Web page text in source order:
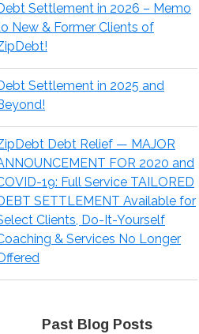
Settlement in 2026 – Memo
New & Former Clients of
Settlement in 2025 and
Debt Relief — MAJOR
FOR 2020 and
19: Full Service TAILORED
SETTLEMENT Available for
Clients, Do-It-Yourself
& Services No Longer
Past Blog Posts